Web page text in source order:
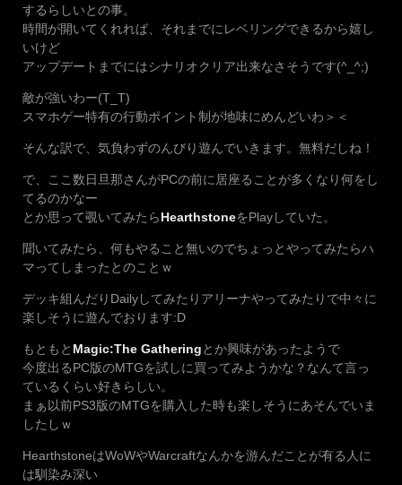
するらしいとの事。
時間が開いてくれれば、それまでにレベリングできるから嬉し
いけど
アップデートまでにはシナリオクリア出来なさそうです(^_^;)
敵が強いわー(T_T)
スマホゲー特有の行動ポイント制が地味にめんどいわ＞＜
そんな訳で、気負わずのんびり遊んでいきます。無料だしね！
で、ここ数日旦那さんがPCの前に居座ることが多くなり何をし
てるのかなー
とか思って覗いてみたらHearthstoneをPlayしていた。
聞いてみたら、何もやること無いのでちょっとやってみたらハ
マってしまったとのことｗ
デッキ組んだりDailyしてみたりアリーナやってみたりで中々に
楽しそうに遊んでおります:D
もともと Magic:The Gatheringとか興味があったようで
今度出るPC版のMTGを試しに買ってみようかな？なんて言っ
ているくらい好きらしい。
まぁ以前PS3版のMTGを購入した時も楽しそうにあそんでいま
したしｗ
HearthstoneはWoWやWarcraftなんかを游んだことが有る人に
は馴染み深い